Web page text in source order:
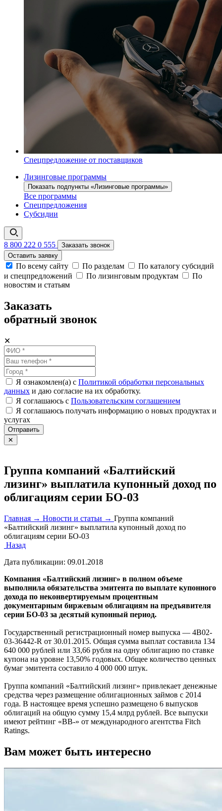
Спецпредложение от поставщиков
Лизинговые программы
Показать подпункты «Лизинговые программы»
Все программы
Спецпредложения
Субсидии
8 800 222 0 555
Заказать звонок
Оставить заявку
По всему сайту По разделам
По каталогу субсидий
и спецпредложений
По лизинговым продуктам
По
новостям и статьям
Заказать
обратный звонок
✕
Я ознакомлен(а) с Политикой обработки персональных
данных и даю согласие на их обработку.
Я соглашаюсь c Пользовательским соглашением
Я соглашаюсь получать информацию о новых продуктах и
услугах
Отправить
✕
Группа компаний «Балтийский
лизинг» выплатила купонный доход по
облигациям серии БО-03
Главная → Новости и статьи → Группа компаний
«Балтийский лизинг» выплатила купонный доход по
облигациям серии БО-03
Назад
Дата публикации: 09.01.2018
Компания «Балтийский лизинг» в полном объеме
выполнила обязательства эмитента по выплате купонного
дохода по неконвертируемым процентным
документарным биржевым облигациям на предъявителя
серии БО-03 за десятый купонный период.
Государственный регистрационный номер выпуска — 4B02-
03-36442-R от 30.01.2015. Общая сумма выплат составила 134
640 000 рублей или 33,66 рубля на одну облигацию по ставке
купона на уровне 13,50% годовых. Общее количество ценных
бумаг эмитента составило 4 000 000 штук.
Группа компаний «Балтийский лизинг» привлекает денежные
средства через размещение облигационных займов с 2014
года. В настоящее время успешно размещено 6 выпусков
облигаций на общую сумму 15,4 млрд рублей. Все выпуски
имеют рейтинг «BB-» от международного агентства Fitch
Ratings.
Вам может быть интересно